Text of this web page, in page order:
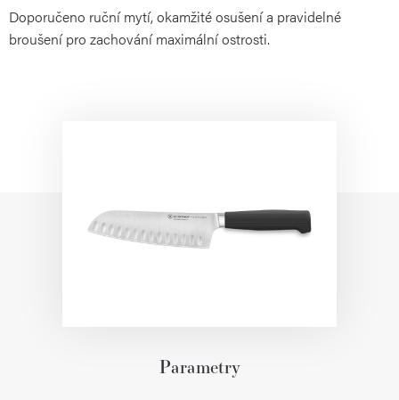
Doporučeno ruční mytí, okamžité osušení a pravidelné
broušení pro zachování maximální ostrosti.
Parametry